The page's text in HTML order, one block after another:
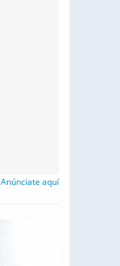
Anúnciate aquí